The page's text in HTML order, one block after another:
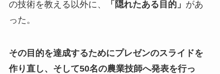
の技術を教える以外に、
「隠れたある目的」 があ
った。
その目的を達成するためにプレゼンのスライドを
作り直し、そして50名の農業技師へ発表を行っ